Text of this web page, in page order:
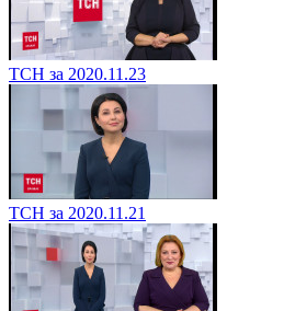
ТСН за 2020.11.23
ТСН за 2020.11.21